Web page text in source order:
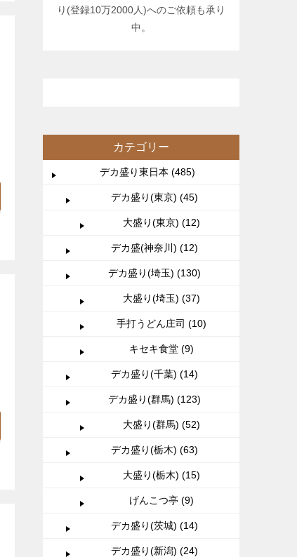
り(登録10万2000人)へのご依頼も承り
中。
カテゴリー
デカ盛り東日本 (485)
デカ盛り(東京) (45)
大盛り(東京) (12)
デカ盛(神奈川) (12)
デカ盛り(埼玉) (130)
大盛り(埼玉) (37)
手打うどん庄司 (10)
キセキ食堂 (9)
デカ盛り(千葉) (14)
デカ盛り(群馬) (123)
大盛り(群馬) (52)
デカ盛り(栃木) (63)
大盛り(栃木) (15)
げんこつ亭 (9)
デカ盛り(茨城) (14)
デカ盛り(新潟) (24)